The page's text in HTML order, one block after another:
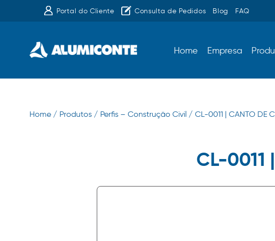
Portal do Cliente Consulta de Pedidos Blog FAQ
Home Empresa
Home / Produtos / Perfis – Construção Civil / CL-0011 | CANTO DE
CL-0011